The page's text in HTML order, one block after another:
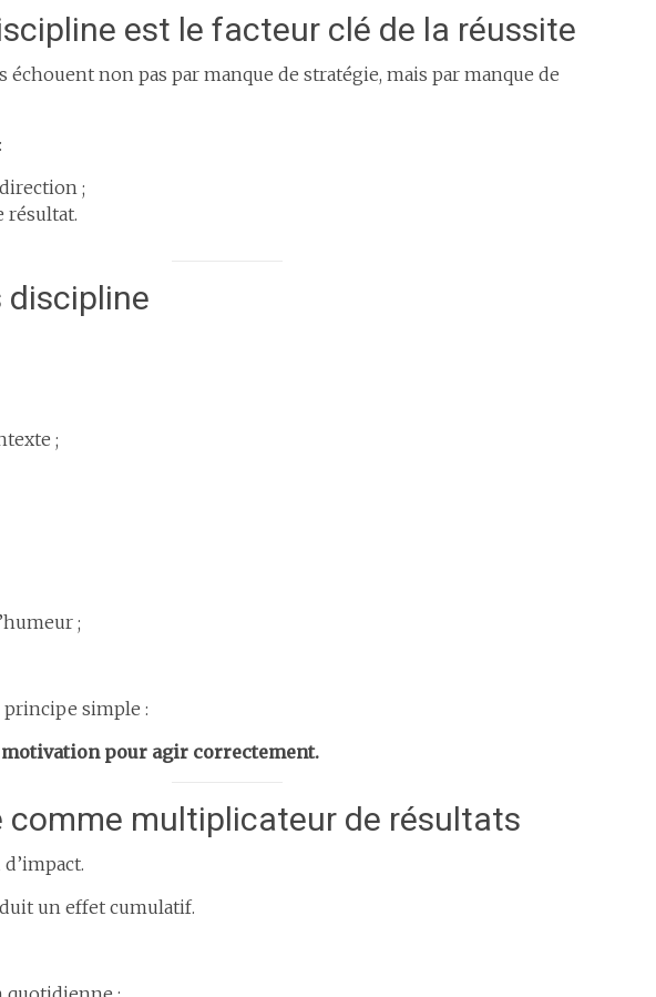
est le facteur clé de la réussite
échouent non pas par manque de stratégie, mais par manque de
;
résultat.
;
;
simple :
motivation pour agir correctement.
comme multiplicateur de résultats
un effet cumulatif.